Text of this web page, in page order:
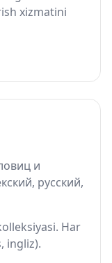
xizmatini
и
русский,
Har
ingliz).